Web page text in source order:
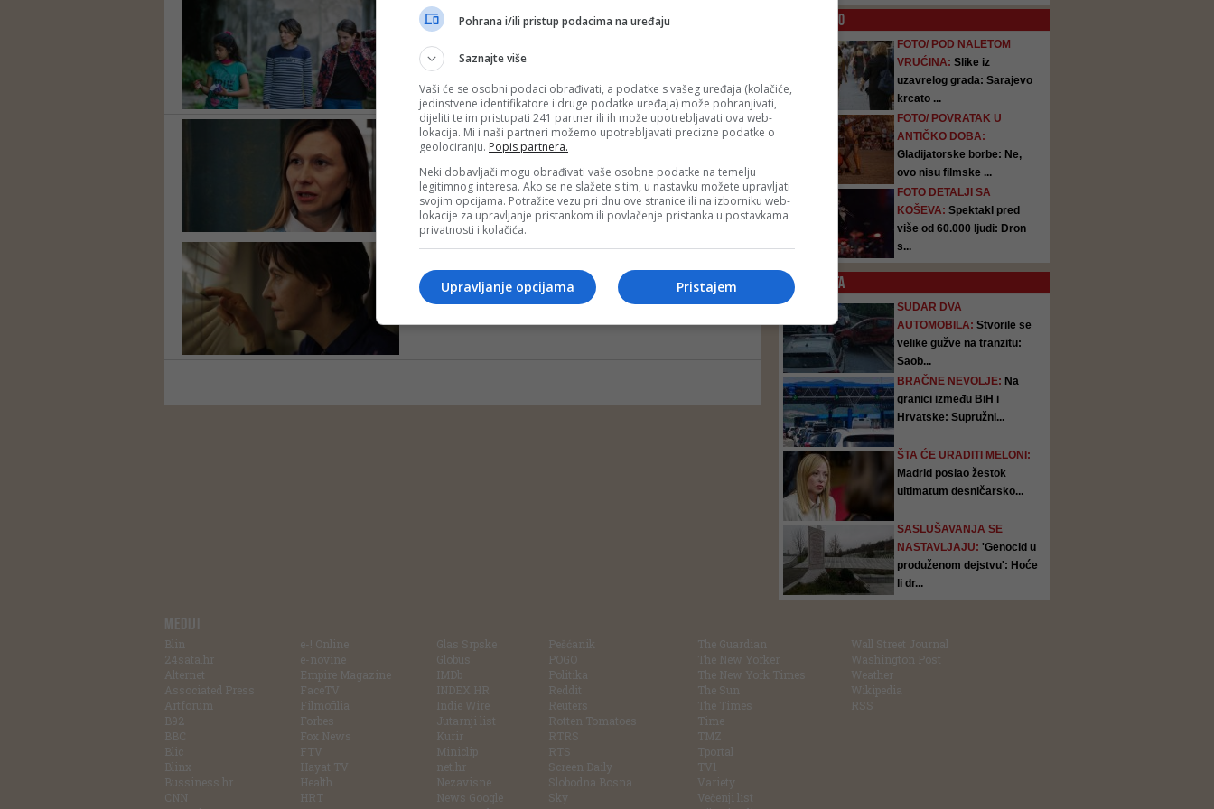
AKTUELNA TEMA O MIGRACIJAMA
Film 'Pečat', nagrađen na 10. OFF-u, putuje na Ber...
FIlm Festivala Sarajevo i Al Jazeere Balkans u 2018.godini
UOČI FESTIVALA U BERLINU
Tataragić o scenariju za film 'Šavovi': Istražival...
ulogom u društvu, te da ne preovladavaju više banalni ženski likovi,
postali su troslojni, višedimenzionalni te ih sad i muški autori
drugačije posmatraju
U REŽIJI MIROSLAVA TERZIĆA
69. Berlinale: Još jedan film bh. scenaristice Elm...
Film ŠAVOVI bavi se veoma aktuelnom temom u Srbiji, ali i cijelom
regionu, a to je krađa novorođenčadi u porodilištima
FOTO
FOTO/ POD NALETOM
VRUĆINA: Slike iz
uzavrelog grada: Sarajevo
krcato ...
FOTO/ POVRATAK U
ANTIČKO DOBA:
Gladijatorske borbe: Ne,
ovo nisu filmske ...
FOTO DETALJI SA
KOŠEVA: Spektakl pred
više od 60.000 ljudi: Dron
s...
24 SATA
SUDAR DVA
AUTOMOBILA: Stvorile se
velike gužve na tranzitu:
Saob...
BRAČNE NEVOLJE: Na
granici između BiH i
Hrvatske: Supružni...
ŠTA ĆE URADITI MELONI:
Madrid poslao žestok
ultimatum desničarsko...
SASLUŠAVANJA SE
NASTAVLJAJU: 'Genocid u
produženom dejstvu': Hoće
li dr...
MEDIJI
Blin
24sata.hr
Alternet
Associated Press
Artforum
B92
BBC
Blic
Blinx
Bussiness.hr
CNN
e-! Online
e-novine
Empire Magazine
FaceTV
Filmofilia
Forbes
Fox News
FTV
Hayat TV
Health
HRT
Glas Srpske
Globus
IMDb
INDEX.HR
Indie Wire
Jutarnji list
Kurir
Miniclip
net.hr
Nezavisne
News Google
Pešćanik
POGO
Politika
Reddit
Reuters
Rotten Tomatoes
RTRS
RTS
Screen Daily
Slobodna Bosna
Sky
The Guardian
The New Yorker
The New York Times
The Sun
The Times
Time
TMZ
Tportal
TV1
Variety
Večenji list
Wall Street Journal
Washington Post
Weather
Wikipedia
RSS
Pohrana i/ili pristup podacima na uređaju
Saznajte više
Vaši će se osobni podaci obrađivati, a podatke s vašeg uređaja (kolačiće,
jedinstvene identifikatore i druge podatke uređaja) može pohranjivati,
dijeliti te im pristupati 241 partner ili ih može upotrebljavati ova web-
lokacija. Mi i naši partneri možemo upotrebljavati precizne podatke o
geolociranju. Popis partnera.
Neki dobavljači mogu obrađivati vaše osobne podatke na temelju
legitimnog interesa. Ako se ne slažete s tim, u nastavku možete upravljati
svojim opcijama. Potražite vezu pri dnu ove stranice ili na izborniku web-
lokacije za upravljanje pristankom ili povlačenje pristanka u postavkama
privatnosti i kolačića.
Pristajem
Upravljanje opcijama